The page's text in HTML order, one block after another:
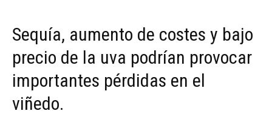
Sequía, aumento de costes y bajo
precio de la uva podrían provocar
importantes pérdidas en el
viñedo.